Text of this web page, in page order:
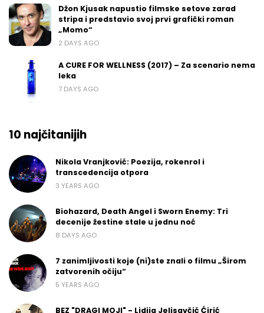
Džon Kjusak napustio filmske setove zarad
stripa i predstavio svoj prvi grafički roman
„Momo“
2 DAYS AGO
A CURE FOR WELLNESS (2017) – Za scenario nema
leka
7 DAYS AGO
10 najčitanijih
Nikola Vranjković: Poezija, rokenrol i
transcedencija otpora
3 YEARS AGO
Biohazard, Death Angel i Sworn Enemy: Tri
decenije žestine stale u jednu noć
8 DAYS AGO
7 zanimljivosti koje (ni)ste znali o filmu „Širom
zatvorenih očiju“
5 YEARS AGO
BEZ "DRAGI MOJI" - Lidija Jelisavčić Ćirić